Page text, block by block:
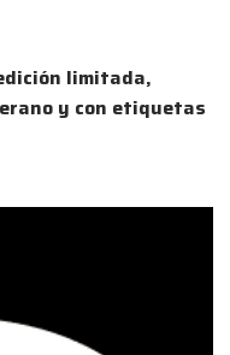
limitada,
y con etiquetas